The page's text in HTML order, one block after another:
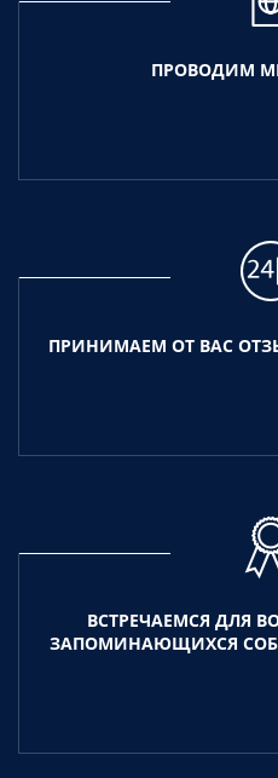
ПРОВОДИМ
ПРИНИМАЕМ ОТ ВАС
ВСТРЕЧАЕМСЯ ДЛЯ
ЗАПОМИНАЮЩИХСЯ